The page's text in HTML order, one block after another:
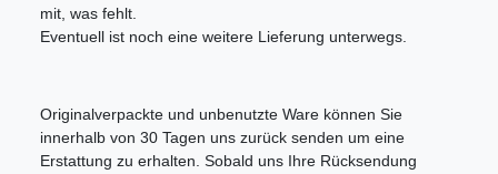
mit, was fehlt.
Eventuell ist noch eine weitere Lieferung unterwegs.
Originalverpackte und unbenutzte Ware können Sie
innerhalb von 30 Tagen uns zurück senden um eine
Erstattung zu erhalten. Sobald uns Ihre Rücksendung